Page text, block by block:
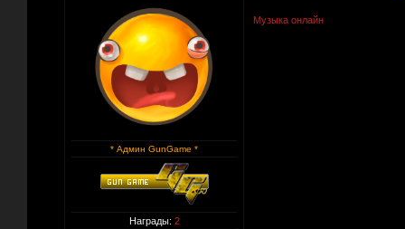
* Админ GunGame *
Награды: 2
Музыка онлайн